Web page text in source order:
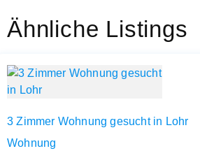
Ähnliche Listings
3 Zimmer Wohnung gesucht in Lohr
Wohnung